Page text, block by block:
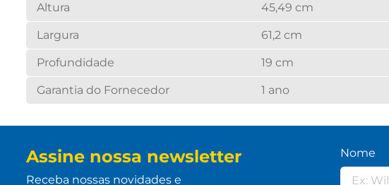
Altura 45,49 cm
Largura 61,2 cm
Profundidade 19 cm
Garantia do Fornecedor 1 ano
Assine nossa newsletter
Receba nossas novidades e
Nome